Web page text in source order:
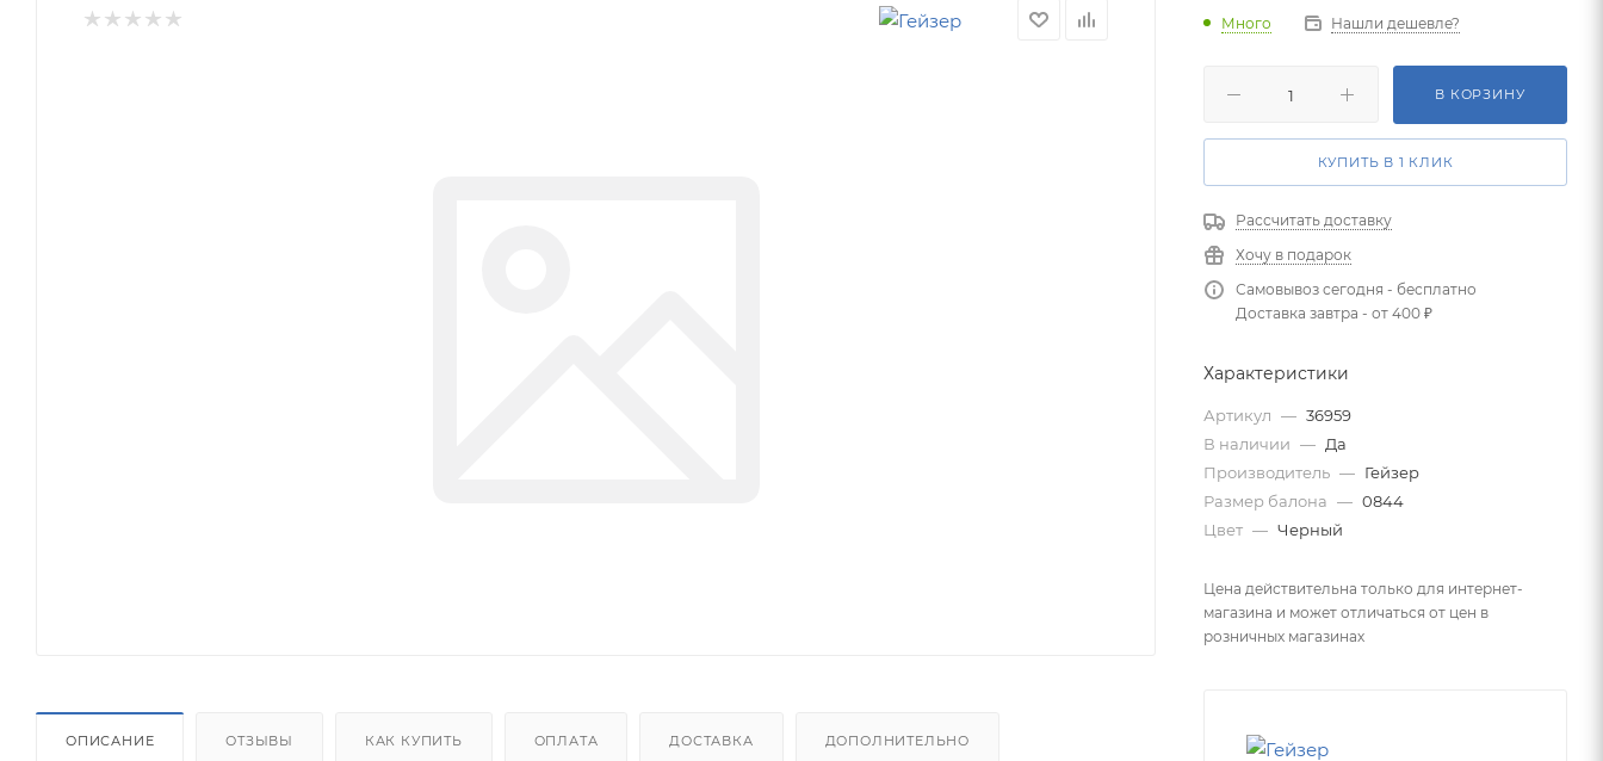
ОПИСАНИЕ ОТЗЫВЫ КАК КУПИТЬ ОПЛАТА ДОСТАВКА ДОПОЛНИТЕЛЬНО
Много Нашли дешевле?
В КОРЗИНУ
КУПИТЬ В 1 КЛИК
Рассчитать доставку
Хочу в подарок
Самовывоз сегодня - бесплатно
Доставка завтра - от 400 ₽
Характеристики
Артикул — 36959
В наличии — Да
Производитель — Гейзер
Размер балона — 0844
Цвет — Черный
Цена действительна только для интернет-
магазина и может отличаться от цен в
розничных магазинах